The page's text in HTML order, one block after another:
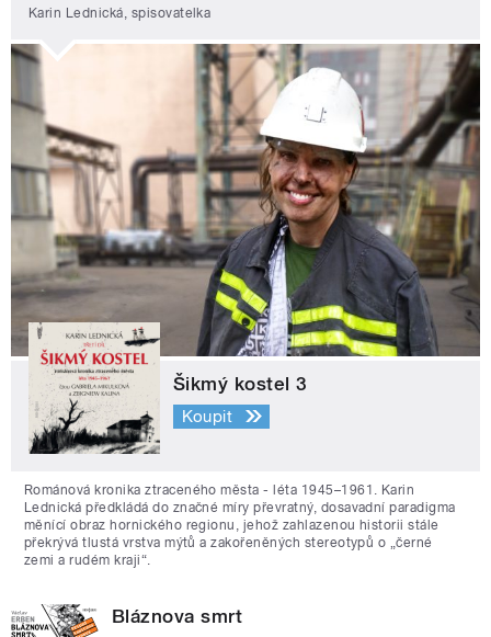
Karin Lednická, spisovatelka
Šikmý kostel 3
Koupit
Románová kronika ztraceného města - léta 1945–1961. Karin
Lednická předkládá do značné míry převratný, dosavadní paradigma
měnící obraz hornického regionu, jehož zahlazenou historii stále
překrývá tlustá vrstva mýtů a zakořeněných stereotypů o „černé
zemi a rudém kraji“.
Bláznova smrt